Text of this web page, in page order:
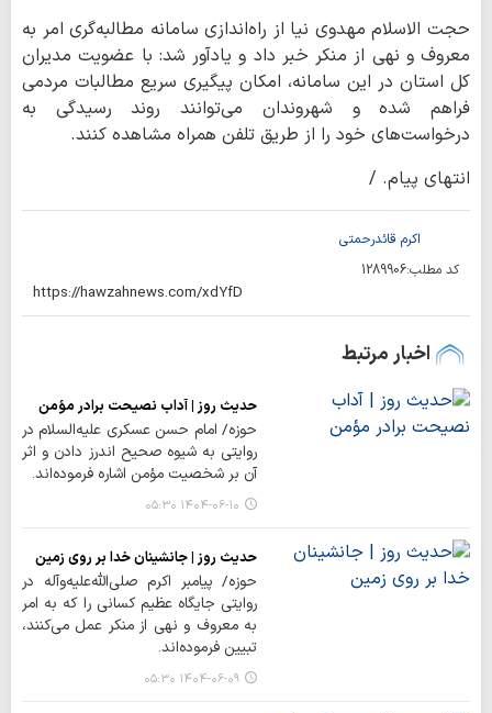
حجت الاسلام مهدوی نیا از راه‌اندازی سامانه مطالبه‌گری امر به
معروف و نهی از منکر خبر داد و یادآور شد: با عضویت مدیران
کل استان در این سامانه، امکان پیگیری سریع مطالبات مردمی
فراهم شده و شهروندان می‌توانند روند رسیدگی به
درخواست‌های خود را از طریق تلفن همراه مشاهده کنند.
انتهای پیام. /
اکرم قائدرحمتی
کد مطلب:1289906
اخبار مرتبط
حدیث روز | آداب نصیحت برادر مؤمن
حوزه/ امام حسن عسکری علیه‌السلام در
روایتی به شیوه صحیح اندرز دادن و اثر
آن بر شخصیت مؤمن اشاره فرموده‌اند.
۱۴۰۴-۰۶-۱۰ ۰۵:۳۰
حدیث روز | جانشینان خدا بر روی زمین
حوزه/ پیامبر اکرم صلی‌الله‌علیه‌وآله در
روایتی جایگاه عظیم کسانی را که به امر
به معروف و نهی از منکر عمل می‌کنند،
تبیین فرموده‌اند.
۱۴۰۴-۰۶-۰۹ ۰۵:۳۰